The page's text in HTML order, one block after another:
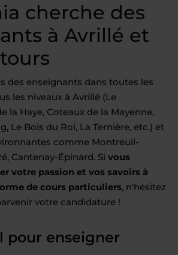
cherche des
à Avrillé et
des enseignants dans toutes les
les niveaux à Avrillé (Le
la Haye, Coteaux de la Mayenne,
Le Bois du Roi, La Ternière, etc.) et
comme Montreuil-
Cantenay-Épinard. Si vous
votre passion et vos savoirs à
de cours particuliers, n'hésitez
votre candidature !
pour enseigner